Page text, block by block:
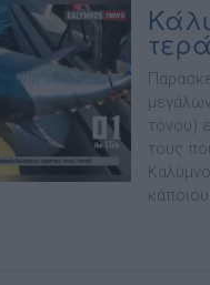
τόνου)
τους